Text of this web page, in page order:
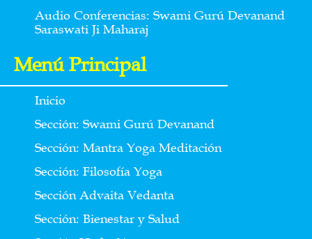
Audio Conferencias: Swami Gurú Devanand
Saraswati Ji Maharaj
Menú Principal
Inicio
Sección: Swami Gurú Devanand
Sección: Mantra Yoga Meditación
Sección: Filosofía Yoga
Sección Advaita Vedanta
Sección: Bienestar y Salud